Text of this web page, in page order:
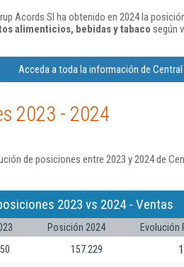
Acords Sl ha obtenido en 2024 la
alimenticios, bebidas y tabaco según
Acceda a toda la información de
2023 - 2024
de posiciones entre 2023 y 2024 de
2023 vs 2024 - Ventas
Posición 2024
Evolución
157.229